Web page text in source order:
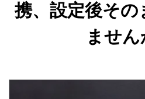
携、設定後そ
ません